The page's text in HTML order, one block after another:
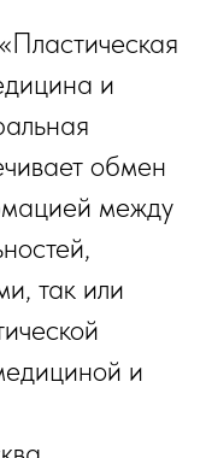
и
обмен
между
так или
и